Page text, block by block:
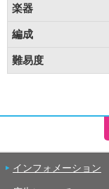
楽器
編成
難易度
インフォメーション